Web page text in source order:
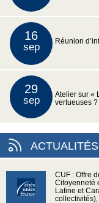
16
sep Réunion
29
sep
Atelier sur «
vertueuses
ACTUALITÉS
CUF : Offre
Citoyenneté
Latine et